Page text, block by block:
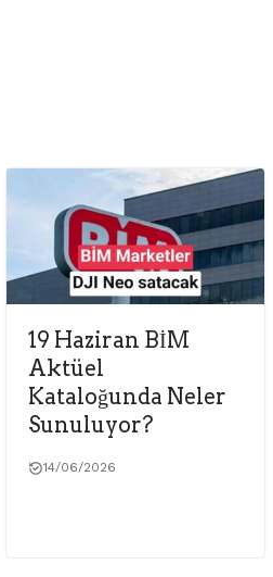
19 Haziran BİM
Aktüel
Kataloğunda Neler
Sunuluyor?
14/06/2026